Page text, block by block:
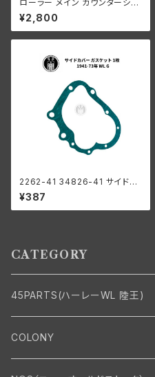
ローラー メイン カウンターシャ
フト 0004" オーバーサイズ 24
個 ハーレーダビッドソン
¥2,800
2262-41 34826-41 サイドカ
バー ガスケット 1枚入り 1941-7
3年 WL G
¥387
CATEGORY
45PARTS(ハーレーWL 陸王)
エンジン
COLONY